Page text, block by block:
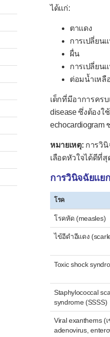
ได้แก่:
ตาแดง
การเปลี่ยน
ผื่น
การเปลี่ยน
ต่อมน้ำเหลื
เด็กที่มีอาการครบ
disease ซึ่งต้องใ
echocardiogram
หมายเหตุ: การวิ
เลือดหัวใจได้ดีที่สุ
การวินิจฉัยแย
โรค
โรคหัด (measles)
ไข้อีดำอีแดง
Toxic shock
Staphylococcal
syndrome (SSSS)
Viral exanthems (
adenovirus,